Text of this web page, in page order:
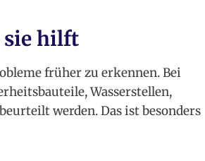
sie hilft
früher zu erkennen. Bei
Wasserstellen,
werden. Das ist besonders